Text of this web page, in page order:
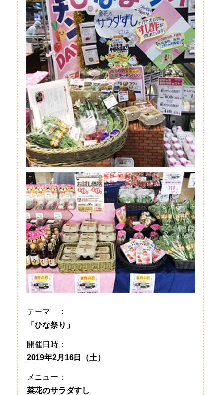
テーマ ：
「ひな祭り」
開催日時：
2019年2月16日（土）
メニュー：
菜花のサラダすし